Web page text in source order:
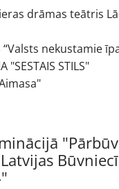
drāmas teātris
“Valsts nekustamie
"SESTAIS STILS"